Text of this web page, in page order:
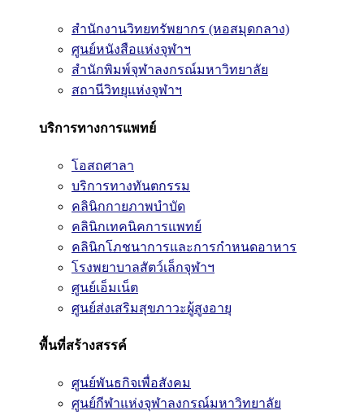
สำนักงานวิทยทรัพยากร (หอสมุดกลาง)
ศูนย์หนังสือแห่งจุฬาฯ
สำนักพิมพ์จุฬาลงกรณ์มหาวิทยาลัย
สถานีวิทยุแห่งจุฬาฯ
บริการทางการแพทย์
โอสถศาลา
บริการทางทันตกรรม
คลินิกกายภาพบำบัด
คลินิกเทคนิคการแพทย์
คลินิกโภชนาการและการกำหนดอาหาร
โรงพยาบาลสัตว์เล็กจุฬาฯ
ศูนย์เอ็มเน็ต
ศูนย์ส่งเสริมสุขภาวะผู้สูงอายุ
พื้นที่สร้างสรรค์
ศูนย์พันธกิจเพื่อสังคม
ศูนย์กีฬาแห่งจุฬาลงกรณ์มหาวิทยาลัย